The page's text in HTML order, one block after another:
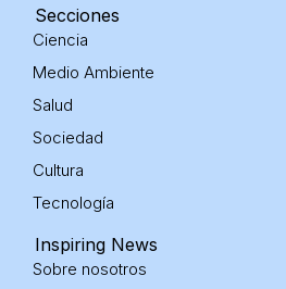
g
r
a
m
d
i
n
-
i
Secciones
Ciencia
Medio Ambiente
Salud
Sociedad
Cultura
Tecnología
Inspiring News
Sobre nosotros